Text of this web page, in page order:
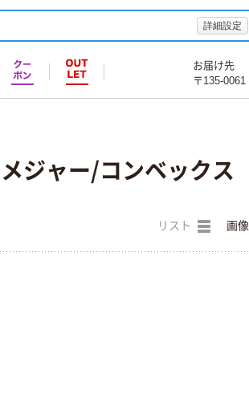
詳細設定
お届け先
〒135-0061
ジャー/コンベックス
リスト 画像